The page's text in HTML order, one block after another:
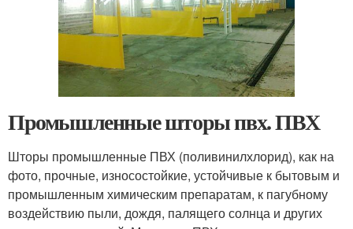
Промышленные шторы пвх. ПВХ
Шторы промышленные ПВХ (поливинилхлорид), как на
фото, прочные, износостойкие, устойчивые к бытовым и
промышленным химическим препаратам, к пагубному
воздействию пыли, дождя, палящего солнца и других